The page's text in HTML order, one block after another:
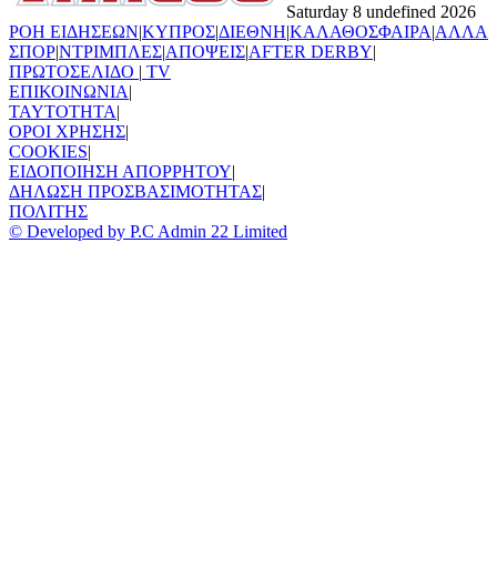
Saturday 8 undefined 2026
ΡΟΗ ΕΙΔΗΣΕΩΝ|ΚΥΠΡΟΣ|ΔΙΕΘΝΗ|ΚΑΛΑΘΟΣΦΑΙΡΑ|ΑΛΛΑ
ΣΠΟΡ|ΝΤΡΙΜΠΛΕΣ|ΑΠΟΨΕΙΣ|AFTER DERBY|
ΠΡΩΤΟΣΕΛΙΔΟ | TV
ΕΠΙΚΟΙΝΩΝΙΑ|
TAYTOTHTA|
ΟΡΟΙ ΧΡΗΣΗΣ|
COOKIES|
ΕΙΔΟΠΟΙΗΣΗ ΑΠΟΡΡΗΤΟΥ|
ΔΗΛΩΣΗ ΠΡΟΣΒΑΣΙΜΟΤΗΤΑΣ|
ΠΟΛΙΤΗΣ
© Developed by P.C Admin 22 Limited